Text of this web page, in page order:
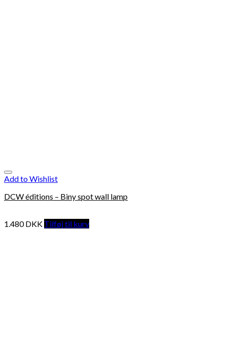
Add to Wishlist
DCW éditions – Biny spot wall lamp
1.480DKK Tilføj til kurv